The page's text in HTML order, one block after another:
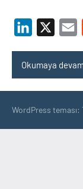
LinkedIn
Okumaya
WordPress teması: